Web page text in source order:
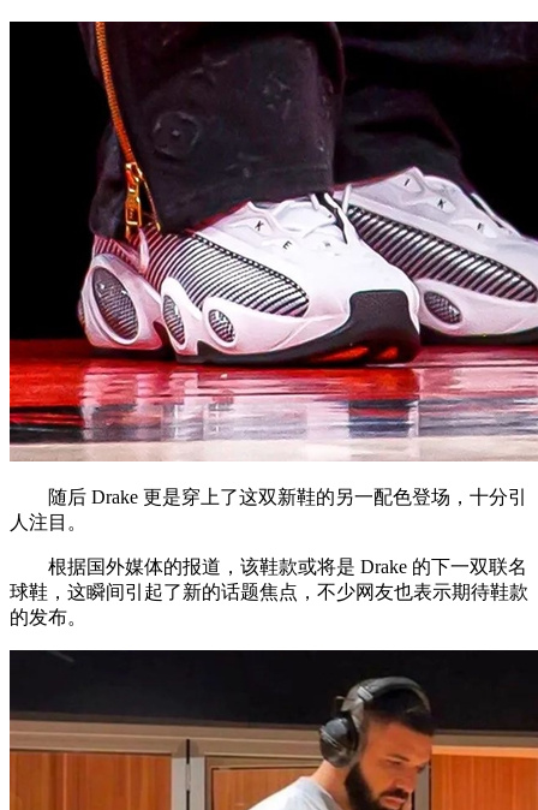
随后 Drake 更是穿上了这双新鞋的另一配色登场，十分引
人注目。
根据国外媒体的报道，该鞋款或将是 Drake 的下一双联名
球鞋，这瞬间引起了新的话题焦点，不少网友也表示期待鞋款
的发布。